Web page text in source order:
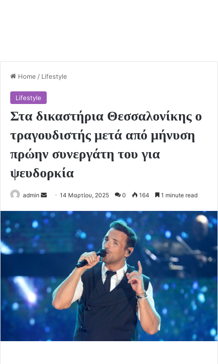
Home / Lifestyle
Lifestyle
Στα δικαστήρια Θεσσαλονίκης ο
τραγουδιστής μετά από μήνυση
πρώην συνεργάτη του για
ψευδορκία
admin
Send
email
14 Μαρτίου, 2025 0 164 1 minute read